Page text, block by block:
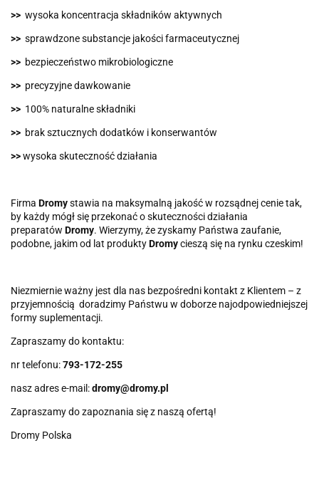
>> wysoka koncentracja składników aktywnych
>> sprawdzone substancje jakości farmaceutycznej
>> bezpieczeństwo mikrobiologiczne
>> precyzyjne dawkowanie
>> 100% naturalne składniki
>> brak sztucznych dodatków i konserwantów
>>wysoka skuteczność działania
Firma Dromystawia na maksymalną jakość w rozsądnej cenie tak,
by każdy mógł się przekonać o skuteczności działania
preparatów Dromy. Wierzymy, że zyskamy Państwa zaufanie,
podobne, jakim od lat produktyDromycieszą się na rynku czeskim!
Niezmiernie ważny jest dla nas bezpośredni kontakt z Klientem – z
przyjemnością doradzimy Państwu w doborze najodpowiedniejszej
formy suplementacji.
Zapraszamy do kontaktu:
nr telefonu:793-172-255
nasz adres e-mail:dromy@dromy.pl
Zapraszamy do zapoznania się z naszą ofertą!
Dromy Polska